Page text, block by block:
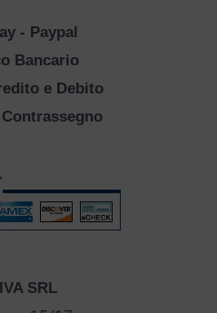
- Paypal
Bancario
e Debito
SRL